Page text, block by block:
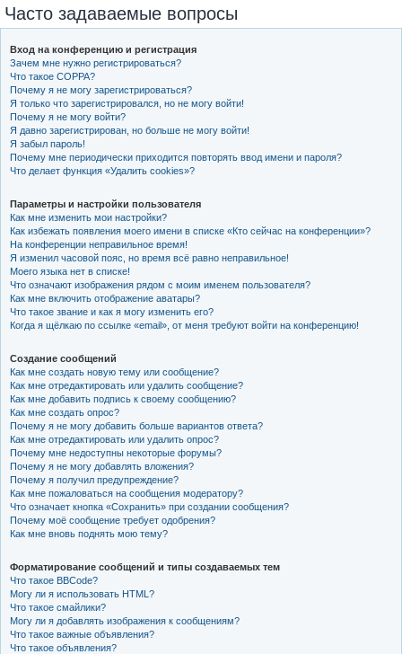
Часто задаваемые вопросы
Вход на конференцию и регистрация
Зачем мне нужно регистрироваться?
Что такое COPPA?
Почему я не могу зарегистрироваться?
Я только что зарегистрировался, но не могу войти!
Почему я не могу войти?
Я давно зарегистрирован, но больше не могу войти!
Я забыл пароль!
Почему мне периодически приходится повторять ввод имени и пароля?
Что делает функция «Удалить cookies»?
Параметры и настройки пользователя
Как мне изменить мои настройки?
Как избежать появления моего имени в списке «Кто сейчас на конференции»?
На конференции неправильное время!
Я изменил часовой пояс, но время всё равно неправильное!
Моего языка нет в списке!
Что означают изображения рядом с моим именем пользователя?
Как мне включить отображение аватары?
Что такое звание и как я могу изменить его?
Когда я щёлкаю по ссылке «email», от меня требуют войти на конференцию!
Создание сообщений
Как мне создать новую тему или сообщение?
Как мне отредактировать или удалить сообщение?
Как мне добавить подпись к своему сообщению?
Как мне создать опрос?
Почему я не могу добавить больше вариантов ответа?
Как мне отредактировать или удалить опрос?
Почему мне недоступны некоторые форумы?
Почему я не могу добавлять вложения?
Почему я получил предупреждение?
Как мне пожаловаться на сообщения модератору?
Что означает кнопка «Сохранить» при создании сообщения?
Почему моё сообщение требует одобрения?
Как мне вновь поднять мою тему?
Форматирование сообщений и типы создаваемых тем
Что такое BBCode?
Могу ли я использовать HTML?
Что такое смайлики?
Могу ли я добавлять изображения к сообщениям?
Что такое важные объявления?
Что такое объявления?